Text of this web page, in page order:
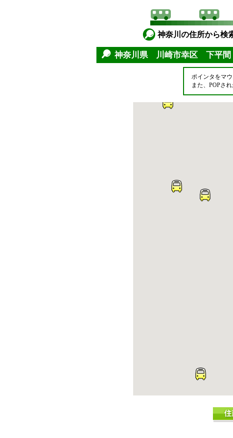
神奈川の住所から検
神奈川県 川崎市幸区 下平
ポインタをマ
また、POPさ